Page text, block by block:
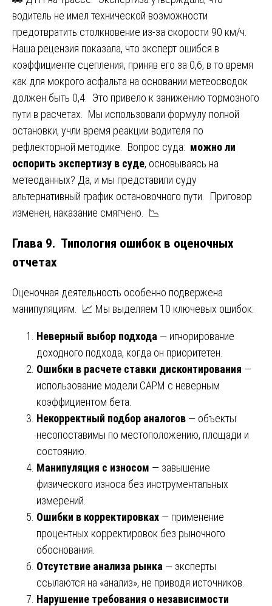
водитель не имел технической возможности
предотвратить столкновение из-за скорости 90 км/ч.
Наша рецензия показала, что эксперт ошибся в
коэффициенте сцепления, приняв его за 0,6, в то время
как для мокрого асфальта на основании метеосводок
должен быть 0,4. Это привело к занижению тормозного
пути в расчетах. Мы использовали формулу полной
остановки, учли время реакции водителя по
рефлекторной методике. Вопрос суда: можно ли
оспорить экспертизу в суде, основываясь на
метеоданных? Да, и мы представили суду
альтернативный график остановочного пути. Приговор
изменен, наказание смягчено. 📉
Глава 9. Типология ошибок в оценочных
отчетах
Оценочная деятельность особенно подвержена
манипуляциям. 📈 Мы выделяем 10 ключевых ошибок:
Неверный выбор подхода — игнорирование
доходного подхода, когда он приоритетен.
Ошибки в расчете ставки дисконтирования —
использование модели CAPM с неверным
коэффициентом бета.
Некорректный подбор аналогов — объекты
несопоставимы по местоположению, площади и
состоянию.
Манипуляция с износом — завышение
физического износа без инструментальных
измерений.
Ошибки в корректировках — применение
процентных корректировок без рыночного
обоснования.
Отсутствие анализа рынка — эксперты
ссылаются на «анализ», не приводя источников.
Нарушение требования о независимости